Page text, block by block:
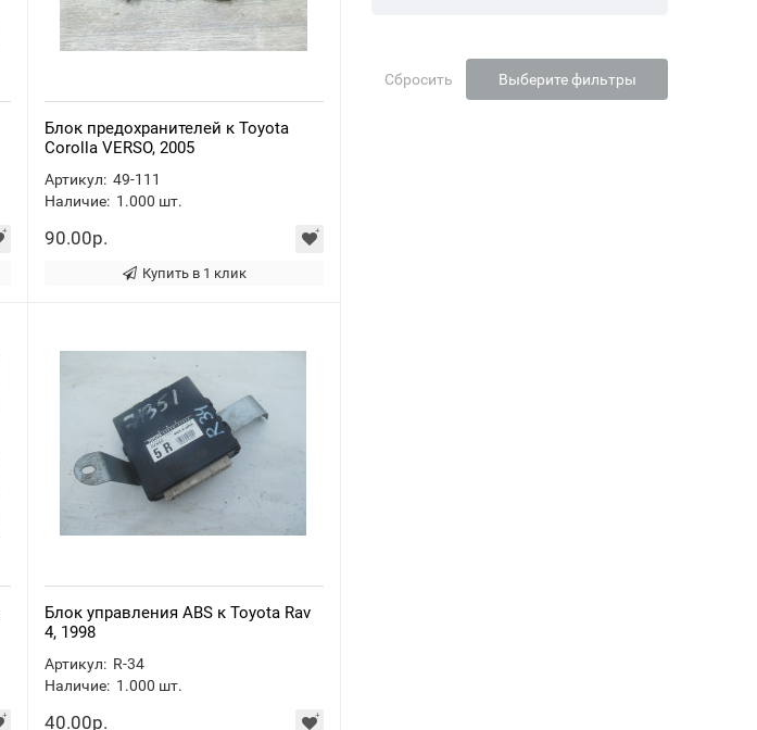
Блок предохранителей к Toyota
Corolla VERSO, 2005
Артикул: 49-111
Наличие: 1.000 шт.
90.00р.
Купить в 1 клик
Блок управления ABS к Toyota Rav
4, 1998
Артикул: R-34
Наличие: 1.000 шт.
40.00р.
Сбросить Выберите фильтры